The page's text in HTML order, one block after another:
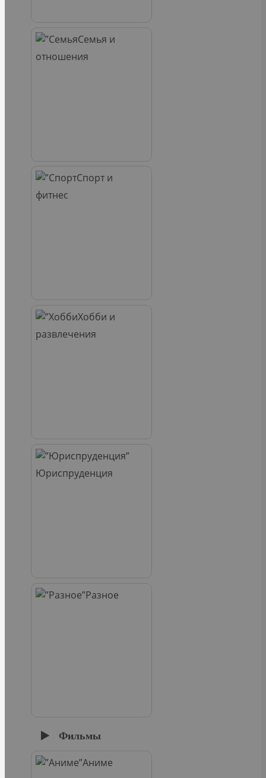
Семья и
отношения
Спорт и
фитнес
Хобби и
развлечения
Юриспруденция
Разное
Фильмы
Аниме